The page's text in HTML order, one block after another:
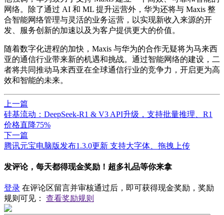
网络。除了通过 AI 和 ML 提升运营外，华为还将与 Maxis 整
合智能网络管理与灵活的业务运营，以实现新收入来源的开
发、服务创新的加速以及为客户提供更大的价值。
随着数字化进程的加快，Maxis 与华为的合作无疑将为马来西
亚的通信行业带来新的机遇和挑战。通过智能网络的建设，二
者将共同推动马来西亚在全球通信行业的竞争力，开启更为高
效和智能的未来。
上一篇
硅基流动：DeepSeek-R1 & V3 API升级，支持批量推理、R1
价格直降75%
下一篇
腾讯元宝电脑版发布1.3.0更新 支持大字体、拖拽上传
发评论，每天都得现金奖励！超多礼品等你来拿
登录 在评论区留言并审核通过后，即可获得现金奖励，奖励
规则可见： 查看奖励规则